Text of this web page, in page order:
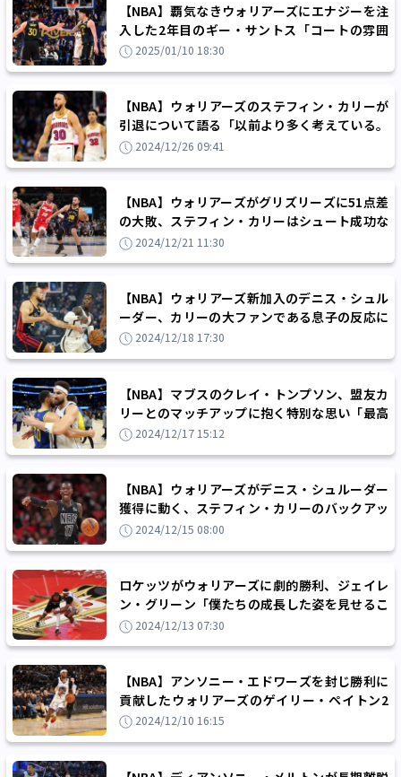
【NBA】覇気なきウォリアーズにエナジーを注
入した2年目のギー・サントス「コートの雰囲
気を一変させるつもりだった」
2025/01/10 18:30
【NBA】ウォリアーズのステフィン・カリーが
引退について語る「以前より多く考えている。
間近に迫っていることはわかっている」
2024/12/26 09:41
【NBA】ウォリアーズがグリズリーズに51点差
の大敗、ステフィン・カリーはシュート成功な
し「やり返す術がなかった」
2024/12/21 11:30
【NBA】ウォリアーズ新加入のデニス・シュル
ーダー、カリーの大ファンである息子の反応に
苦笑い「僕の調子については聞かないんだ」
2024/12/18 17:30
【NBA】マブスのクレイ・トンプソン、盟友カ
リーとのマッチアップに抱く特別な思い「最高
の選手と対戦する瞬間は常に大事にしている」
2024/12/17 15:12
【NBA】ウォリアーズがデニス・シュルーダー
獲得に動く、ステフィン・カリーのバックアッ
プもしくは2ガード起用も
2024/12/15 08:00
ロケッツがウォリアーズに劇的勝利、ジェイレ
ン・グリーン「僕たちの成長した姿を見せるこ
とができた」
2024/12/13 07:30
【NBA】アンソニー・エドワーズを封じ勝利に
貢献したウォリアーズのゲイリー・ペイトン2
世「プレー選択を迷わせることができた」
2024/12/10 16:15